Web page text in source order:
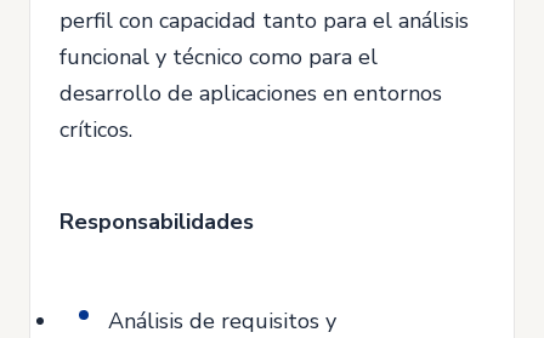
perfil con capacidad tanto para el análisis
funcional y técnico como para el
desarrollo de aplicaciones en entornos
críticos.
Responsabilidades
Análisis de requisitos y